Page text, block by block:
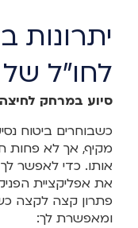
יתרונות
לחו"ל
סיוע במרחק
כשבוחרים ביטוח
מקיף, אך לא פחות
אותו. כדי לאפשר
את אפליקציית
פתרון קצה לקצה
ומאפשרת לך: